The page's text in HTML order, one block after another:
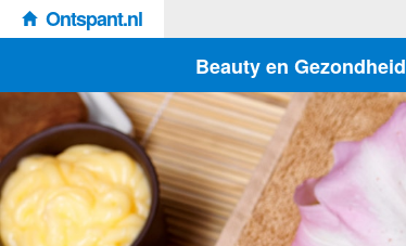
Ontspant.nl
Beauty en Gezondheid